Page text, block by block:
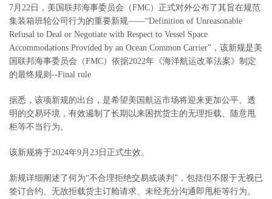
7月22日，美国联邦海事委员会（FMC）正式对外公布了其旨在规范
集装箱班轮公司行为的重要新规——“Definition of Unreasonable
Refusal to Deal or Negotiate with Respect to Vessel Space
Accommodations Provided by an Ocean Common Carrier”，该新规是美
国联邦海事委员会（FMC）依据2022年《海洋航运改革法案》制定
的最终规则--Final rule
据悉，该项新规的出台，是希望美国航运市场将迎来更加公平、透
明的交易环境，有效遏制了长期以来困扰货主的无理拒载、随意甩
柜等不当行为。
该新规将于2024年9月23日正式生效。
新规详细阐述了何为“不合理拒绝交易或谈判”，包括但不限于无视已
签订合约、无故拒载货主订舱请求、未经充分沟通即甩柜等行为。